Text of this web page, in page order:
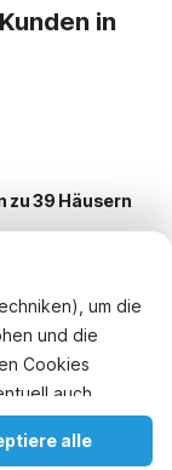
um die
und die
Cookies
auch
Ihren
über
alle
in
zu 39 Häusern
Urlaub
Konto